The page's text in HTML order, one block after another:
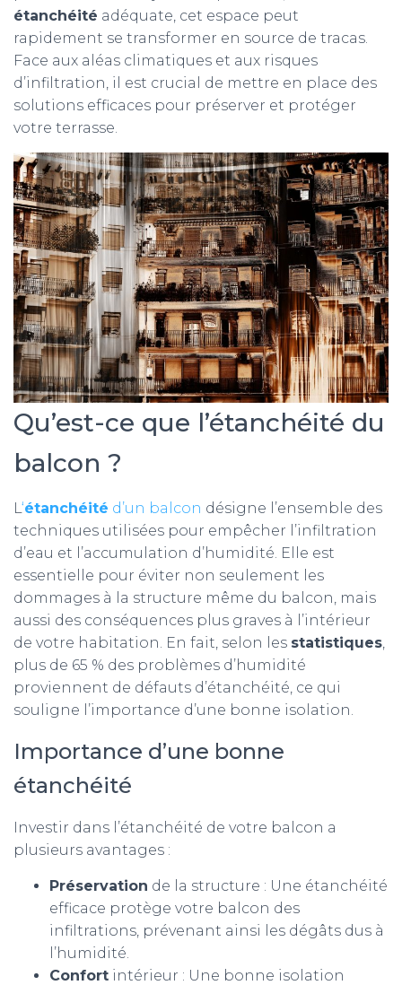
étanchéité adéquate, cet espace peut
rapidement se transformer en source de tracas.
Face aux aléas climatiques et aux risques
d’infiltration, il est crucial de mettre en place des
solutions efficaces pour préserver et protéger
votre terrasse.
Qu’est-ce que l’étanchéité du
balcon ?
L ‘étanchéité d’un balcon désigne l’ensemble des
techniques utilisées pour empêcher l’infiltration
d’eau et l’accumulation d’humidité. Elle est
essentielle pour éviter non seulement les
dommages à la structure même du balcon, mais
aussi des conséquences plus graves à l’intérieur
de votre habitation. En fait, selon les statistiques
plus de 65 % des problèmes d’humidité
proviennent de défauts d’étanchéité, ce qui
souligne l’importance d’une bonne isolation.
Importance d’une bonne
étanchéité
Investir dans l’étanchéité de votre balcon a
plusieurs avantages :
Préservation de la structure : Une étanchéité
efficace protège votre balcon des
infiltrations, prévenant ainsi les dégâts dus à
l’humidité.
Confort intérieur : Une bonne isolation